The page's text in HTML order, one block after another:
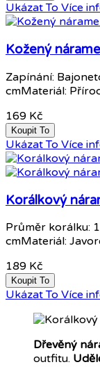
Ukázat To Více
Kožený
Zapínání:
cmMateriál:
169 Kč
Koupit To
Ukázat To Více
Korálkový
Průměr korálku:
cmMateriál:
189 Kč
Koupit To
Ukázat To Více
Dřevěný
outfitu.